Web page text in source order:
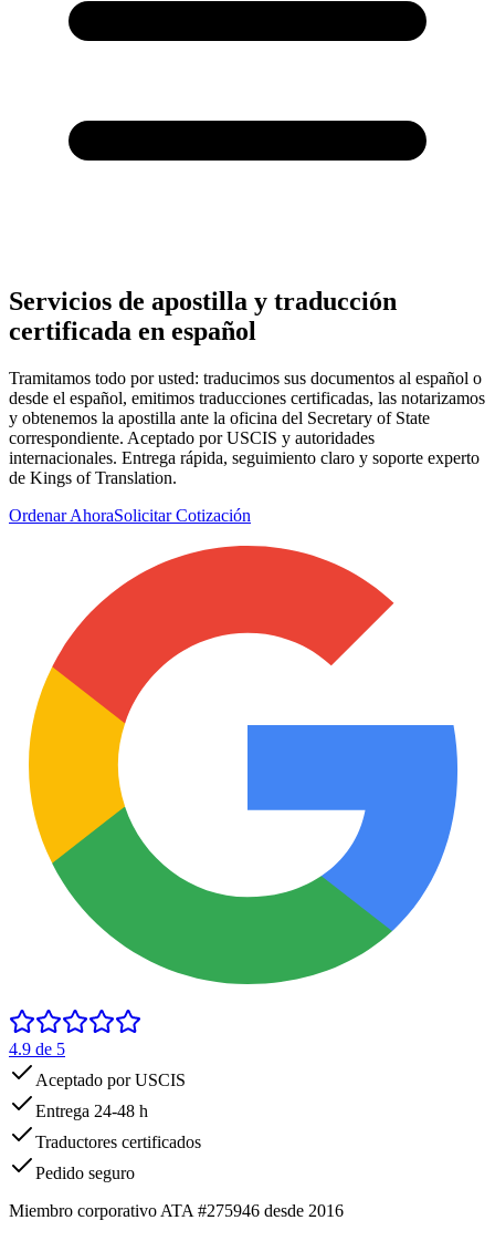
Servicios de apostilla y traducción
certificada en español
Tramitamos todo por usted: traducimos sus documentos al español o
desde el español, emitimos traducciones certificadas, las notarizamos
y obtenemos la apostilla ante la oficina del Secretary of State
correspondiente. Aceptado por USCIS y autoridades
internacionales. Entrega rápida, seguimiento claro y soporte experto
de Kings of Translation.
Ordenar AhoraSolicitar Cotización
4.9 de 5
Aceptado por USCIS
Entrega 24-48 h
Traductores certificados
Pedido seguro
Miembro corporativo ATA #275946 desde 2016